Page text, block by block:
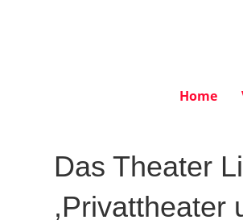
Home
Das Theater
,Privattheater